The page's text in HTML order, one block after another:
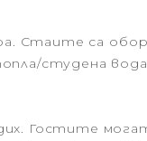
Стаите са
студена
Гостите